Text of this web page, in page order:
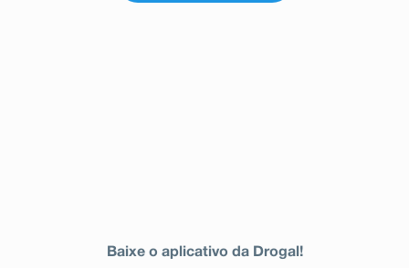
Baixe o aplicativo da Drogal!